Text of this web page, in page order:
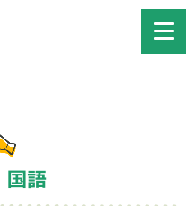
国語